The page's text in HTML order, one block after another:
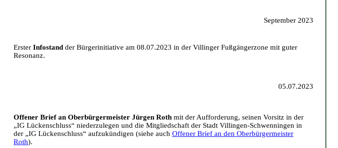
September 2023
Erster Infostand der Bürgerinitiative am 08.07.2023 in der Villinger Fußgängerzone mit guter
Resonanz.
05.07.2023
Offener Brief an Oberbürgermeister Jürgen Roth mit der Aufforderung, seinen Vorsitz in der
„IG Lückenschluss“ niederzulegen und die Mitgliedschaft der Stadt Villingen-Schwenningen in
der „IG Lückenschluss“ aufzukündigen (siehe auch Offener Brief an den Oberbürgermeister
Roth).